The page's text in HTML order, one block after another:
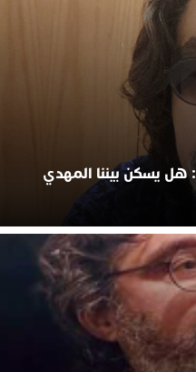
من جواز الشباب إلى جيل 2030: هل يسكن بيننا المهدي